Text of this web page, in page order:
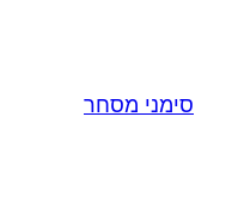
סימני מסחר